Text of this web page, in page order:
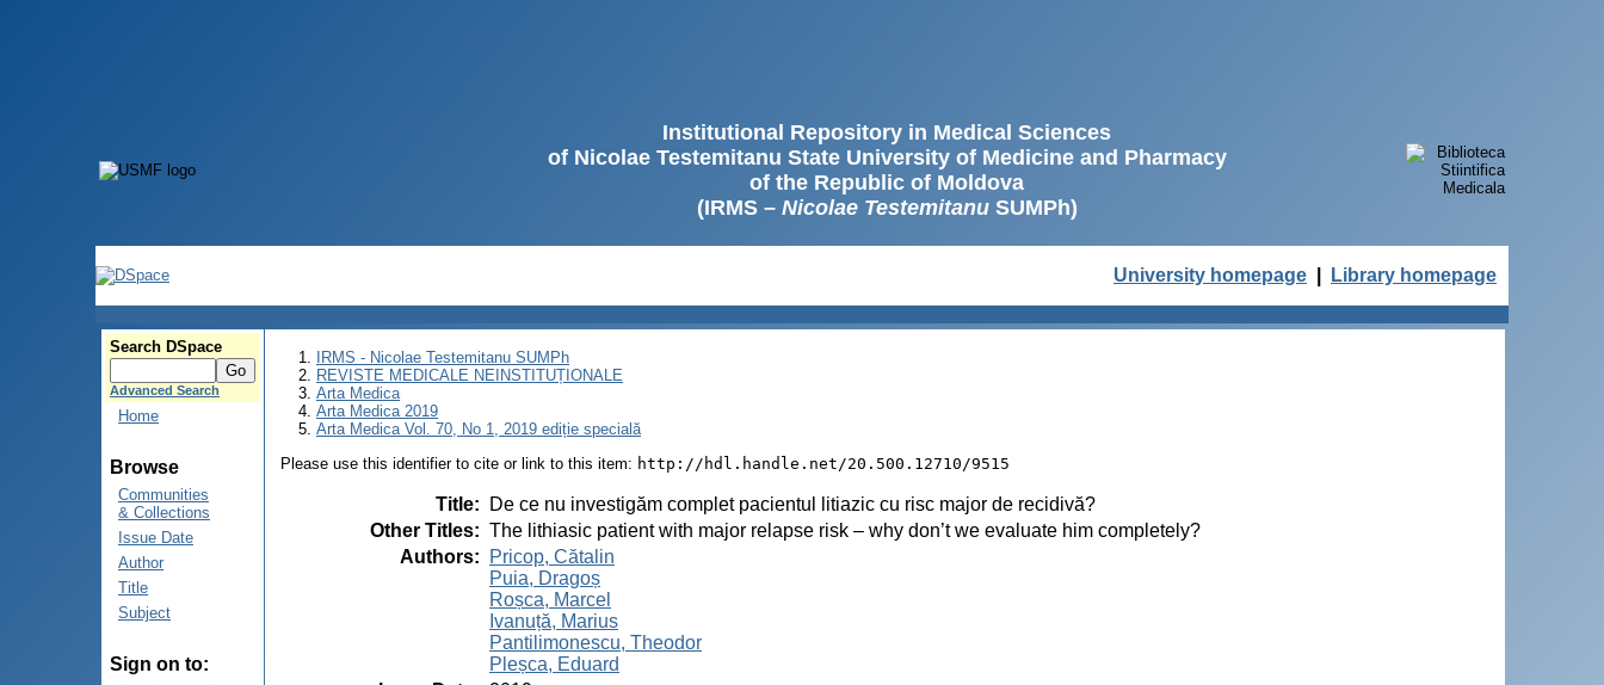
Institutional Repository in Medical Sciences
of Nicolae Testemitanu State University of Medicine and Pharmacy
of the Republic of Moldova
(IRMS – Nicolae TestemitanuSUMPh)
University homepage Library homepage
Search DSpace
Advanced Search
Home
Browse
Communities
& Collections
Issue Date
Author
Title
Subject
Sign on to:
IRMS - Nicolae Testemitanu SUMPh
REVISTE MEDICALE NEINSTITUȚIONALE
Arta Medica
Arta Medica 2019
Arta Medica Vol. 70, No 1, 2019 ediție specială
Please use this identifier to cite or link to this item: http://hdl.handle.net/20.500.12710/9515
Title:
De ce nu investigăm complet pacientul litiazic cu risc major de recidivă?
Other Titles: The lithiasic patient with major relapse risk – why don’t we evaluate him completely?
Authors:
Pricop, Cătalin
Puia, Dragoș
Roșca, Marcel
Ivanuță, Marius
Pantilimonescu, Theodor
Pleșca, Eduard